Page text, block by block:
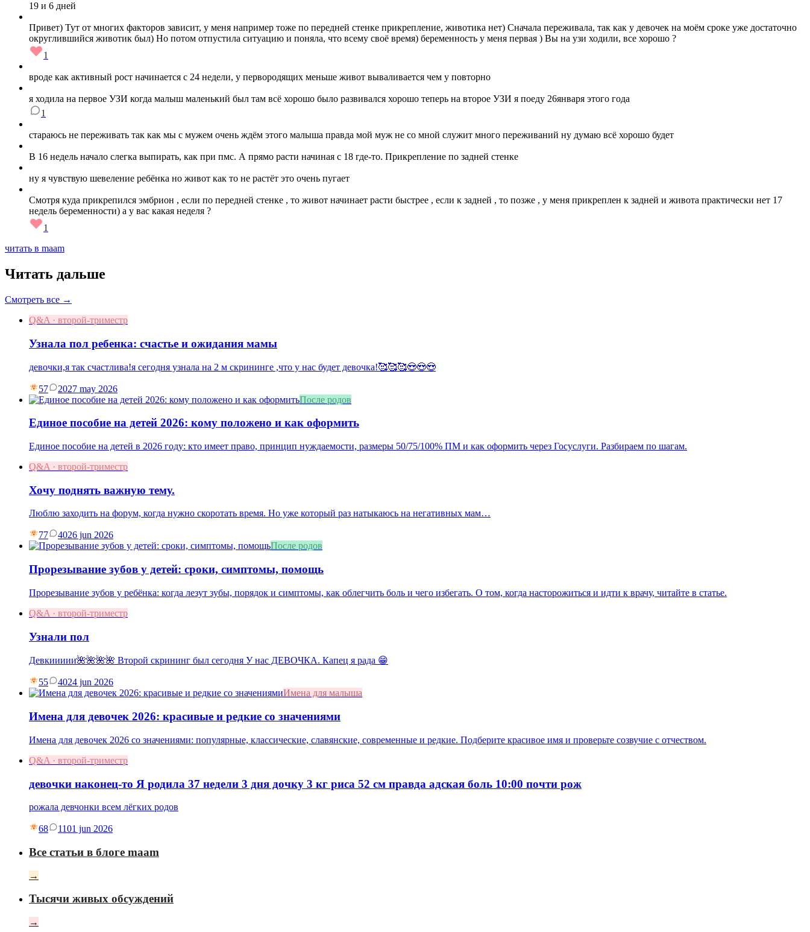
19 и 6 дней
Привет) Тут от многих факторов зависит, у меня например тоже по передней стенке прикрепление, животика нет) Сначала переживала, так как у девочек на моём сроке уже достаточно
округлившийся животик был) Но потом отпустила ситуацию и поняла, что всему своё время) беременность у меня первая ) Вы на узи ходили, все хорошо ?
1
вроде как активный рост начинается с 24 недели, у первородящих меньше живот вываливается чем у повторно
я ходила на первое УЗИ когда малыш маленький был там всё хорошо было развивался хорошо теперь на второе УЗИ я поеду 26января этого года
1
стараюсь не переживать так как мы с мужем очень ждём этого малыша правда мой муж не со мной служит много переживаний ну думаю всё хорошо будет
В 16 недель начало слегка выпирать, как при пмс. А прямо расти начиная с 18 где-то. Прикрепление по задней стенке
ну я чувствую шевеление ребёнка но живот как то не растёт это очень пугает
Смотря куда прикрепился эмбрион , если по передней стенке , то живот начинает расти быстрее , если к задней , то позже , у меня прикреплен к задней и живота практически нет 17
недель беременности) а у вас какая неделя ?
1
читать в maam
Читать дальше
Смотреть все →
Q&A · второй-триместр
Узнала пол ребенка: счастье и ожидания мамы
девочки,я так счастлива!я сегодня узнала на 2 м скрининге ,что у нас будет девочка!🥰🥰🥰😍😍😍
57 2027 may 2026
После родов
Единое пособие на детей 2026: кому положено и как оформить
Единое пособие на детей в 2026 году: кто имеет право, принцип нуждаемости, размеры 50/75/100% ПМ и как оформить через Госуслуги. Разбираем по шагам.
Q&A · второй-триместр
Хочу поднять важную тему.
Люблю заходить на форум, когда нужно скоротать время. Но уже который раз натыкаюсь на негативных мам…
77 4026 jun 2026
После родов
Прорезывание зубов у детей: сроки, симптомы, помощь
Прорезывание зубов у ребёнка: когда лезут зубы, порядок и симптомы, как облегчить боль и чего избегать. О том, когда насторожиться и идти к врачу, читайте в статье.
Q&A · второй-триместр
Узнали пол
Девкиииии🌺🌺🌺🌺 Второй скрининг был сегодня У нас ДЕВОЧКА. Капец я рада 😁
55 4024 jun 2026
Имена для малыша
Имена для девочек 2026: красивые и редкие со значениями
Имена для девочек 2026 со значениями: популярные, классические, славянские, современные и редкие. Подберите красивое имя и проверьте созвучие с отчеством.
Q&A · второй-триместр
девочки наконец-то Я родила 37 недели 3 дня дочку 3 кг риса 52 см правда адская боль 10:00 почти рож
рожала девчонки всем лёгких родов
68 1101 jun 2026
Все статьи в блоге maam
→
Тысячи живых обсуждений
→